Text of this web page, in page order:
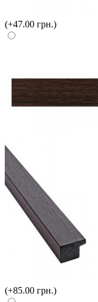
(+47.00 грн.)
(+85.00 грн.)